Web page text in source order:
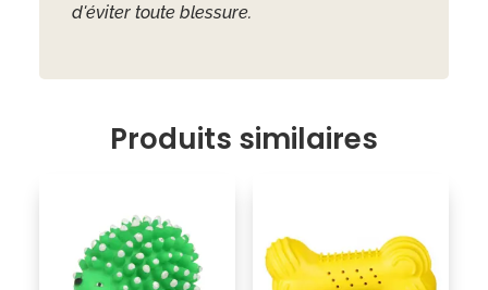
d'éviter toute blessure.
Produits similaires